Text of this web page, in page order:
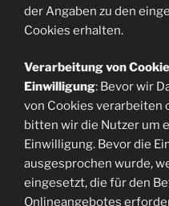
der Angaben zu den
Cookies erhalten.
Verarbeitung von
Einwilligung: Bevor wir
von Cookies verarbeiten
bitten wir die Nutzer um
Einwilligung. Bevor die
ausgesprochen wurde,
eingesetzt, die für den
Onlineangebotes